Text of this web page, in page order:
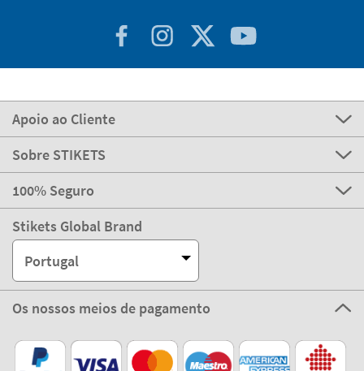
Apoio ao Cliente
Sobre STIKETS
100% Seguro
Stikets Global Brand
Portugal
Os nossos meios de pagamento